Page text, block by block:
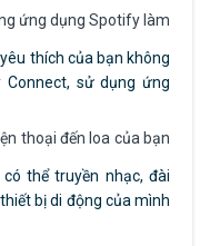
ứng dụng Spotify làm
thích của bạn không
sử dụng ứng
thoại đến loa của bạn
thể truyền nhạc, đài
bị di động của mình